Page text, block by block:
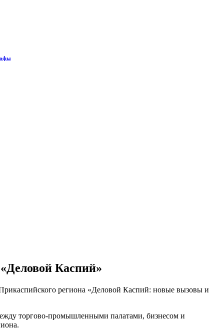
«Деловой Каспий»
региона «Деловой Каспий: новые вызовы и
торгово-промышленными палатами, бизнесом и